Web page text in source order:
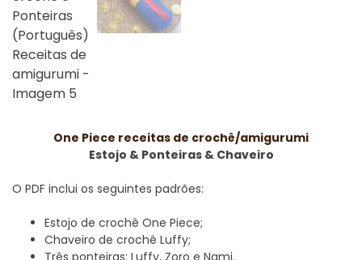
One Piece receitas de crochê/amigurumi
Estojo & Ponteiras & Chaveiro
O PDF inclui os seguintes padrões:
Estojo de crochê One Piece;
Chaveiro de crochê Luffy;
Três ponteiras: Luffy, Zoro e Nami.